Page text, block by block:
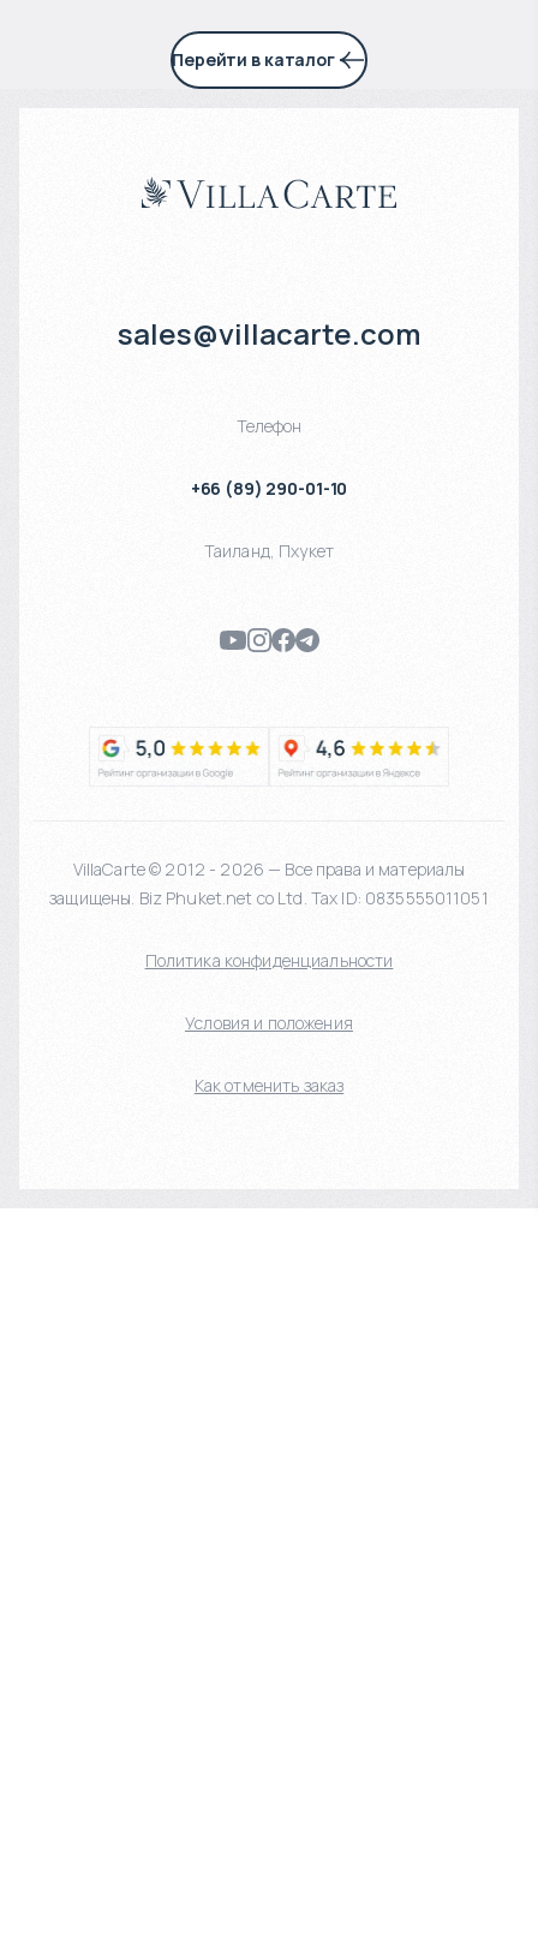
Перейти в каталог
sales@villacarte.com
Телефон
+66 (89) 290-01-10
Таиланд, Пхукет
VillaCarte © 2012 - 2026 — Все права и материалы
защищены. Biz Phuket.net co Ltd. Tax ID: 0835555011051
Политика конфиденциальности
Условия и положения
Как отменить заказ